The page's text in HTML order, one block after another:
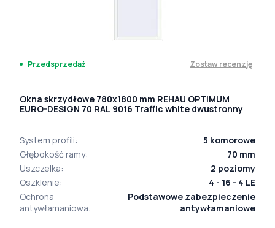
Przedsprzedaż Zostaw recenzję
Okna skrzydłowe 780x1800 mm REHAU OPTIMUM
EURO-DESIGN 70 RAL 9016 Traffic white dwustronny
System profili: 5 komorowe
Głębokość ramy: 70 mm
Uszczelka: 2 poziomy
Oszklenie:
4 - 16 - 4 LE
Ochrona
antywłamaniowa:
Podstawowe zabezpieczenie
antywłamaniowe